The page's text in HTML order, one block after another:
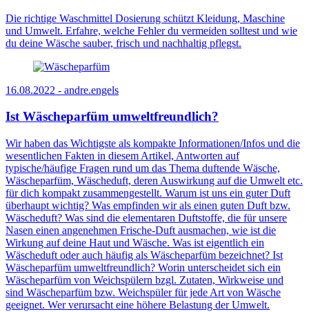
Die richtige Waschmittel Dosierung schützt Kleidung, Maschine
und Umwelt. Erfahre, welche Fehler du vermeiden solltest und wie
du deine Wäsche sauber, frisch und nachhaltig pflegst.
16.08.2022 - andre.engels
Ist Wäscheparfüm umweltfreundlich?
Wir haben das Wichtigste als kompakte Informationen/Infos und die
wesentlichen Fakten in diesem Artikel, Antworten auf
typische/häufige Fragen rund um das Thema duftende Wäsche,
Wäscheparfüm, Wäscheduft, deren Auswirkung auf die Umwelt etc.
für dich kompakt zusammengestellt. Warum ist uns ein guter Duft
überhaupt wichtig? Was empfinden wir als einen guten Duft bzw.
Wäscheduft? Was sind die elementaren Duftstoffe, die für unsere
Nasen einen angenehmen Frische-Duft ausmachen, wie ist die
Wirkung auf deine Haut und Wäsche. Was ist eigentlich ein
Wäscheduft oder auch häufig als Wäscheparfüm bezeichnet? Ist
Wäscheparfüm umweltfreundlich? Worin unterscheidet sich ein
Wäscheparfüm von Weichspülern bzgl. Zutaten, Wirkweise und
sind Wäscheparfüm bzw. Weichspüler für jede Art von Wäsche
geeignet. Wer verursacht eine höhere Belastung der Umwelt.